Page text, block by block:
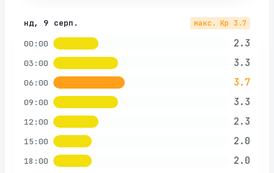
нд, 9 серп. макс. Kp 3.7
00:00 2.3
03:00 3.3
06:00 3.7
09:00 3.3
12:00 2.3
15:00 2.0
18:00 2.0